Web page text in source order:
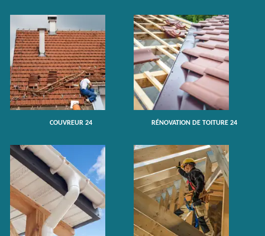
COUVREUR 24 RÉNOVATION DE TOITURE 24